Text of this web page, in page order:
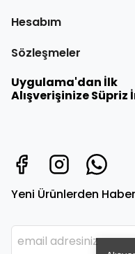
Hesabım
Sözleşmeler
Uygulama'dan İlk
Alışverişinize
Yeni Ürünlerden